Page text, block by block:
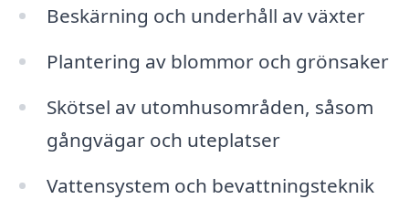
Beskärning och underhåll av växter
Plantering av blommor och grönsaker
Skötsel av utomhusområden, såsom
gångvägar och uteplatser
Vattensystem och bevattningsteknik